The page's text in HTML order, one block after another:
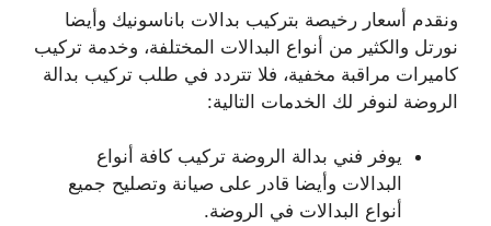
ونقدم أسعار رخيصة بتركيب بدالات باناسونيك وأيضا
نورتل والكثير من أنواع البدالات المختلفة، وخدمة تركيب
كاميرات مراقبة مخفية، فلا تتردد في طلب تركيب بدالة
الروضة لنوفر لك الخدمات التالية:
يوفر فني بدالة الروضة تركيب كافة أنواع
البدالات وأيضا قادر على صيانة وتصليح جميع
أنواع البدالات في الروضة.